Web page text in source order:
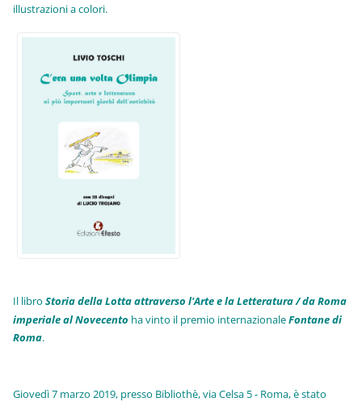
illustrazioni a colori.
Il libroStoria della Lotta attraverso l'Arte e la Letteratura / da Roma
imperiale al Novecento ha vinto il premio internazionaleFontane di
Roma.
Giovedì 7 marzo 2019, presso Bibliothè, via Celsa 5 - Roma, è stato